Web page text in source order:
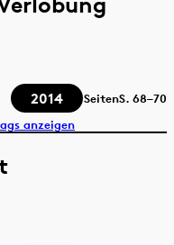
2014 SeitenS. 68–70
anzeigen